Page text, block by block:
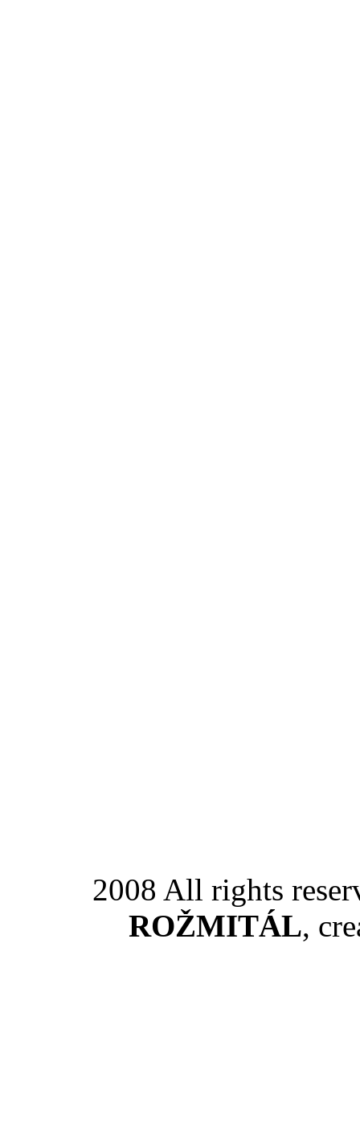
2008 All rights
ROŽMITÁL,